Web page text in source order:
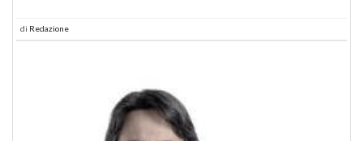
di Redazione